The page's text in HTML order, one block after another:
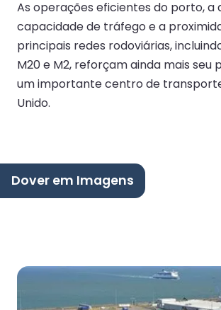
As operações eficientes do porto, a
capacidade de tráfego e a
principais redes rodoviárias,
M20 e M2, reforçam ainda mais seu
um importante centro de
Unido.
Dover em Imagens